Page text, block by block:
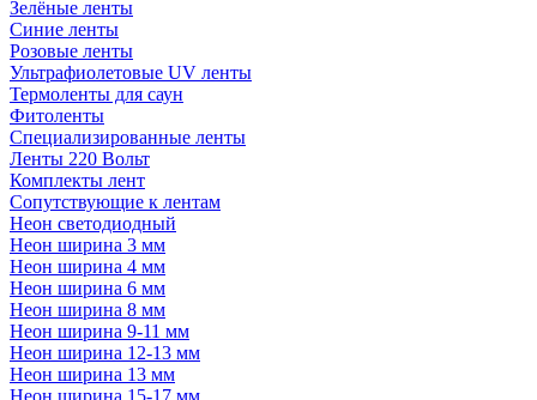
Зелёные ленты
Синие ленты
Розовые ленты
Ультрафиолетовые UV ленты
Термоленты для саун
Фитоленты
Специализированные ленты
Ленты 220 Вольт
Комплекты лент
Сопутствующие к лентам
Неон светодиодный
Неон ширина 3 мм
Неон ширина 4 мм
Неон ширина 6 мм
Неон ширина 8 мм
Неон ширина 9-11 мм
Неон ширина 12-13 мм
Неон ширина 13 мм
Неон ширина 15-17 мм